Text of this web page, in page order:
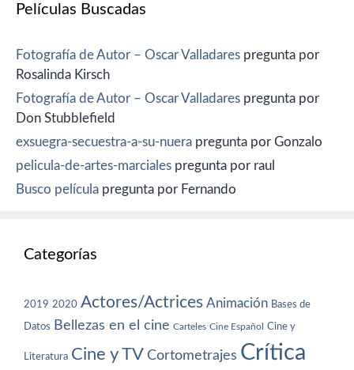
Películas Buscadas
Fotografía de Autor – Oscar Valladares pregunta por
Rosalinda Kirsch
Fotografía de Autor – Oscar Valladares pregunta por
Don Stubblefield
exsuegra-secuestra-a-su-nuera pregunta por Gonzalo
pelicula-de-artes-marciales pregunta por raul
Busco película pregunta por Fernando
Categorías
2019 2020 Actores/Actrices Animación Bases de
Datos Bellezas en el cine Carteles Cine Español Cine y
Literatura Cine y TV Cortometrajes Crítica